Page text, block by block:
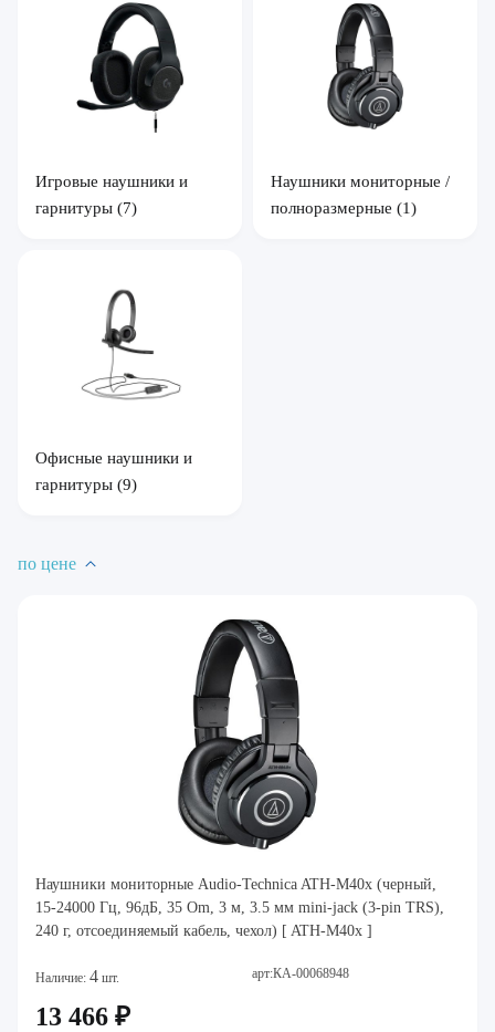
Игровые наушники и
гарнитуры (7)
Наушники мониторные /
полноразмерные (1)
Офисные наушники и
гарнитуры (9)
по цене
Наушники мониторные Audio-Technica ATH-M40x (черный,
15-24000 Гц, 96дБ, 35 Om, 3 м, 3.5 мм mini-jack (3-pin TRS),
240 г, отсоединяемый кабель, чехол) [ ATH-M40x ]
Наличие: 4 шт. арт:КА-00068948
13 466 ₽